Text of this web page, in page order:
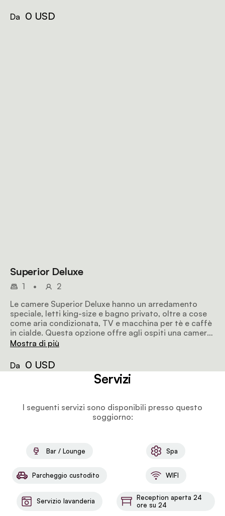
Da 0 USD
Superior Deluxe
1 •
2
Le camere Superior Deluxe hanno un arredamento
speciale, letti king-size e bagno privato, oltre a cose
come aria condizionata, TV e macchina per tè e caffè
in cialde. Questa opzione offre agli ospiti una camera
super spaziosa e accogliente con un'area esterna
Mostra di più
Da 0 USD
Servizi
I seguenti servizi sono disponibili presso questo
soggiorno:
Bar / Lounge Spa
Parcheggio custodito WIFI
Servizio lavanderia
Reception aperta 24
ore su 24